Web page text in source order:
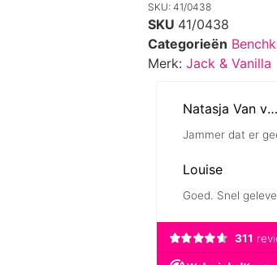
SKU: 41/0438
SKU 41/0438
Categorieën
Merk: Jack & Vanilla